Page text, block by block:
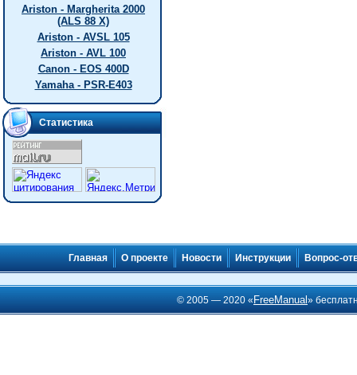
Ariston - Margherita 2000
(ALS 88 X)
Ariston - AVSL 105
Ariston - AVL 100
Canon - EOS 400D
Yamaha - PSR-E403
Статистика
Главная О проекте Новости Инструкции Вопрос-
© 2005 — 2020 « FreeManual»